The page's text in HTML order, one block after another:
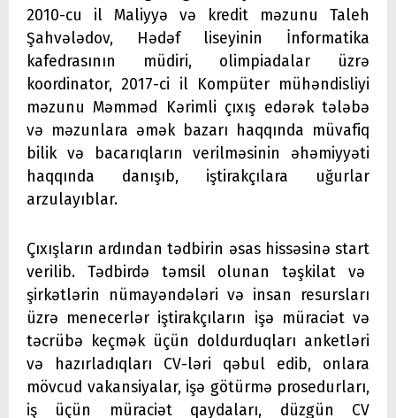
2010-cu il Maliyyə və kredit məzunu Taleh
Şahvələdov, Hədəf liseyinin İnformatika
kafedrasının müdiri, olimpiadalar üzrə
koordinator, 2017-ci il Kompüter mühəndisliyi
məzunu Məmməd Kərimli çıxış edərək tələbə
və məzunlara əmək bazarı haqqında müvafiq
bilik və bacarıqların verilməsinin əhəmiyyəti
haqqında danışıb, iştirakçılara uğurlar
arzulayıblar.
Çıxışların ardından tədbirin əsas hissəsinə start
verilib. Tədbirdə təmsil olunan təşkilat və
şirkətlərin nümayəndələri və insan resursları
üzrə menecerlər iştirakçıların işə müraciət və
təcrübə keçmək üçün doldurduqları anketləri
və hazırladıqları CV-ləri qəbul edib, onlara
mövcud vakansiyalar, işə götürmə prosedurları,
iş üçün müraciət qaydaları, düzgün CV